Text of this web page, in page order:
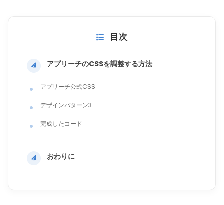
目次
アプリーチのCSSを調整する方法
アプリーチ公式CSS
デザインパターン3
完成したコード
おわりに